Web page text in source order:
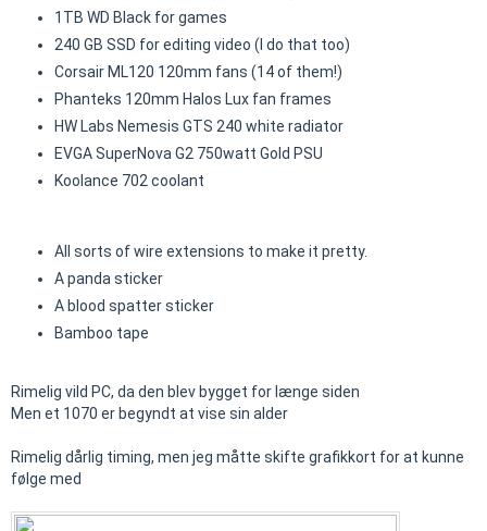
1TB WD Black for games
240 GB SSD for editing video (I do that too)
Corsair ML120 120mm fans (14 of them!)
Phanteks 120mm Halos Lux fan frames
HW Labs Nemesis GTS 240 white radiator
EVGA SuperNova G2 750watt Gold PSU
Koolance 702 coolant
All sorts of wire extensions to make it pretty.
A panda sticker
A blood spatter sticker
Bamboo tape
Rimelig vild PC, da den blev bygget for længe siden
Men et 1070 er begyndt at vise sin alder
Rimelig dårlig timing, men jeg måtte skifte grafikkort for at kunne
følge med